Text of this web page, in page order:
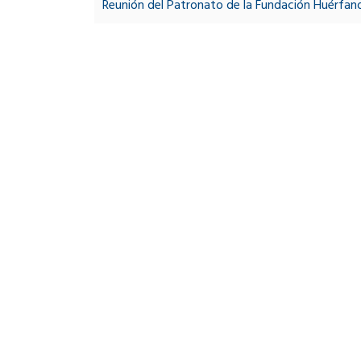
Reunión del Patronato de la Fundación